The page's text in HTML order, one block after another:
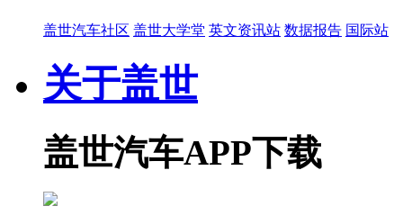
盖世汽车社区 盖世大学堂 英文资讯站 数据报告 国际站
关于盖世
盖世汽车APP下载